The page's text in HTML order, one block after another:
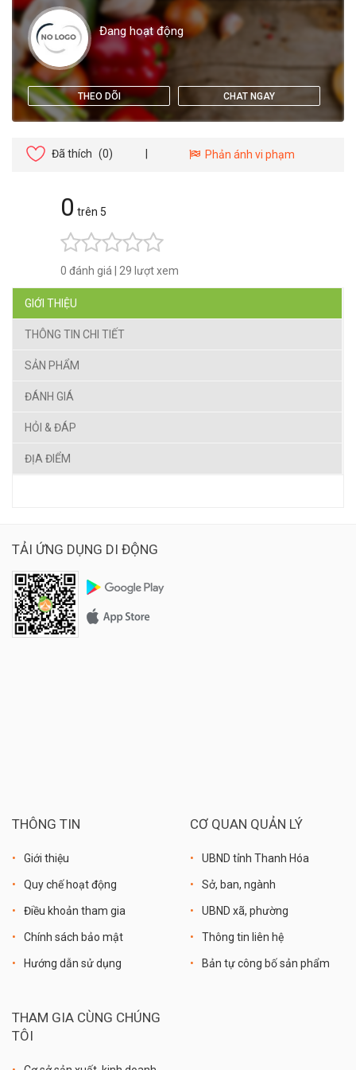
Đang hoạt động
THEO DÕI CHAT NGAY
Đã thích (0) Phản ánh vi phạm
0 trên 5
0 đánh giá 29 lượt xem
GIỚI THIỆU
THÔNG TIN CHI TIẾT
SẢN PHẨM
ĐÁNH GIÁ
HỎI & ĐÁP
ĐỊA ĐIỂM
TẢI ỨNG DỤNG DI ĐỘNG
THÔNG TIN
Giới thiệu
Quy chế hoạt động
Điều khoản tham gia
Chính sách bảo mật
Hướng dẫn sử dụng
CƠ QUAN QUẢN LÝ
UBND tỉnh Thanh Hóa
Sở, ban, ngành
UBND xã, phường
Thông tin liên hệ
Bản tự công bố sản phẩm
THAM GIA CÙNG CHÚNG
TÔI